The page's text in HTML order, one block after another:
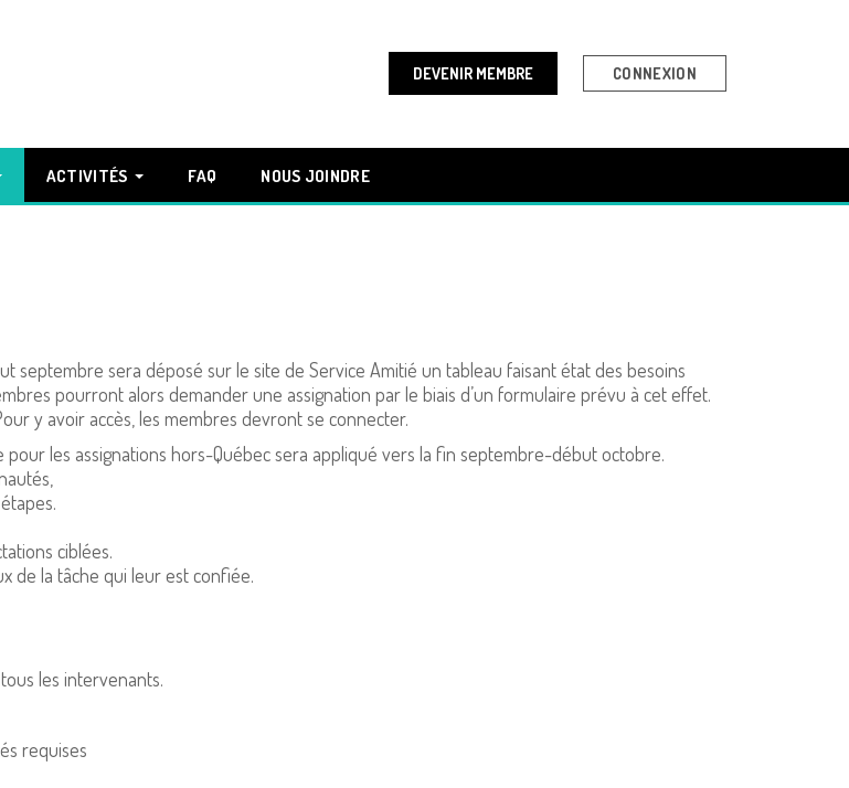
DEVENIR MEMBRE CONNEXION
ACTIVITÉS FAQ NOUS JOINDRE
septembre sera déposé sur le site de Service Amitié un tableau faisant état des besoins
pourront alors demander une assignation par le biais d’un formulaire prévu à cet effet.
y avoir accès, les membres devront se connecter.
pour les assignations hors-Québec sera appliqué vers la fin septembre-début octobre.
ciblées.
de la tâche qui leur est confiée.
les intervenants.
requises